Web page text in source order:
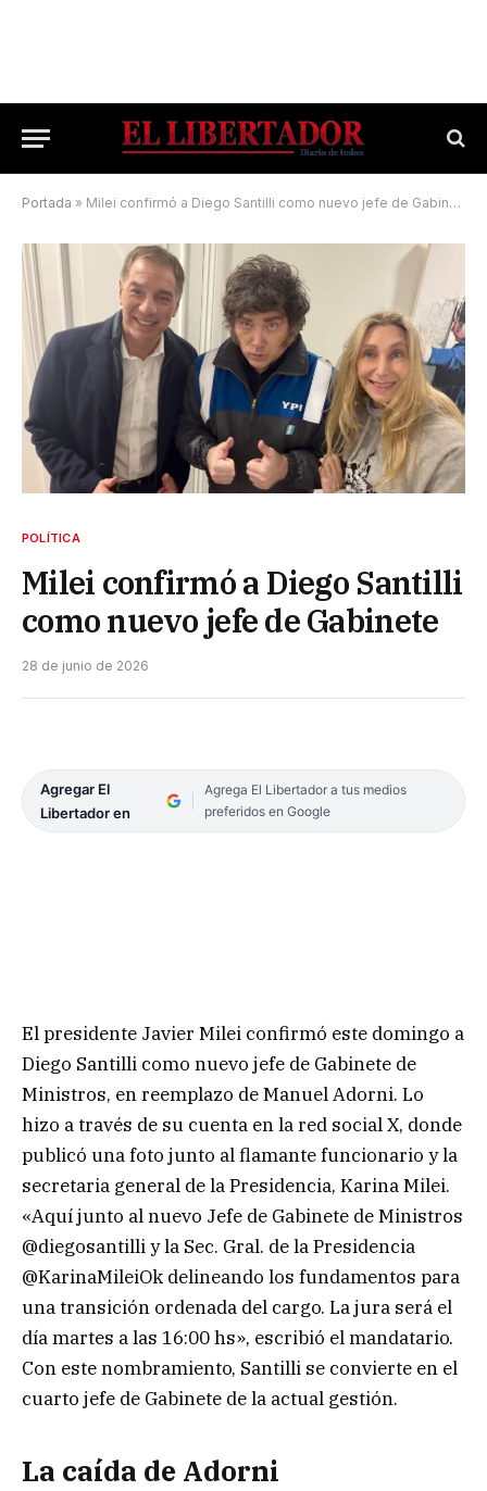
Portada » Milei confirmó a Diego Santilli como nuevo jefe de Gabinete
POLÍTICA
Milei confirmó a Diego Santilli
como nuevo jefe de Gabinete
28 de junio de 2026
Agregar El
Libertador en
Agrega El Libertador a tus medios
preferidos en Google
El presidente Javier Milei confirmó este domingo a
Diego Santilli como nuevo jefe de Gabinete de
Ministros, en reemplazo de Manuel Adorni. Lo
hizo a través de su cuenta en la red social X, donde
publicó una foto junto al flamante funcionario y la
secretaria general de la Presidencia, Karina Milei.
«Aquí junto al nuevo Jefe de Gabinete de Ministros
@diegosantilli y la Sec. Gral. de la Presidencia
@KarinaMileiOk delineando los fundamentos para
una transición ordenada del cargo. La jura será el
día martes a las 16:00 hs», escribió el mandatario.
Con este nombramiento, Santilli se convierte en el
cuarto jefe de Gabinete de la actual gestión.
La caída de Adorni